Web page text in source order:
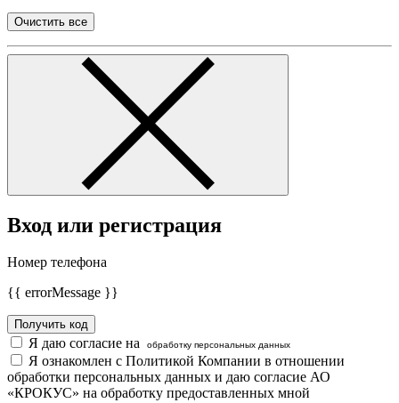
Очистить все
Вход или регистрация
Номер телефона
{{ errorMessage }}
Получить код
Я даю согласие на обработку персональных данных
Я ознакомлен с Политикой Компании в отношении
обработки персональных данных и даю согласие АО
«КРОКУС» на обработку предоставленных мной